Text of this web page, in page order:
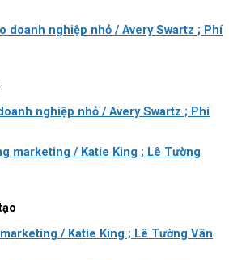
nghiệp nhỏ / Avery Swartz ; Phí
/ Katie King ; Lê Tường Vân